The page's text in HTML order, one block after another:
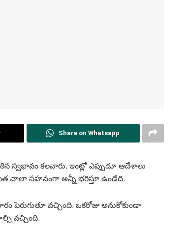
Share on Whatsapp
స్వభావం కలవారు. ఇంట్లో ఎప్పుడూ ఆదేశాలు
చాలా సహనంగా అన్నీ భరిస్తూ ఉండేది.
పెరుగుతూ వచ్చింది. ఒకరోజు అనుకోకుండా
వచ్చింది.